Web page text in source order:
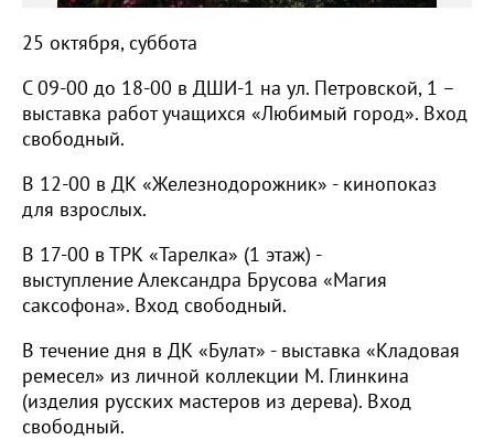
25 октября, суббота
С 09-00 до 18-00 в ДШИ-1 на ул. Петровской, 1 –
выставка работ учащихся «Любимый город». Вход
свободный.
В 12-00 в ДК «Железнодорожник» - кинопоказ
для взрослых.
В 17-00 в ТРК «Тарелка» (1 этаж) -
выступление Александра Брусова «Магия
саксофона». Вход свободный.
В течение дня в ДК «Булат» - выставка «Кладовая
ремесел» из личной коллекции М. Глинкина
(изделия русских мастеров из дерева). Вход
свободный.